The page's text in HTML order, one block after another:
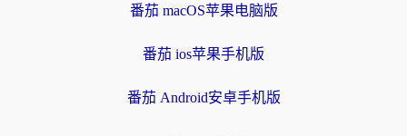
番茄 macOS苹果电脑版
番茄 ios苹果手机版
番茄 Android安卓手机版